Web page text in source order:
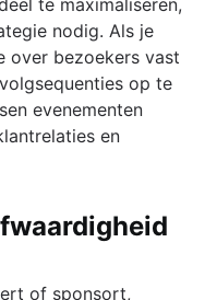
nodig. Als je
over bezoekers vast
op te
evenementen
en
of sponsort,